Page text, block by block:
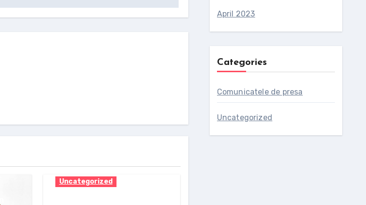
Uncategorized
April 2023
Categories
Comunicatele de presa
Uncategorized